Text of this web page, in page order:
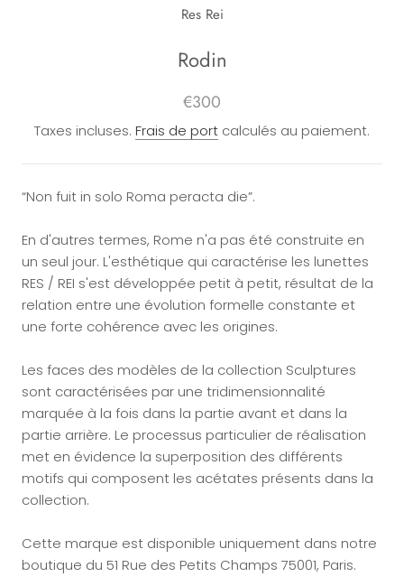
Res Rei
Rodin
€300
Taxes incluses. Frais de port calculés au paiement.
“Non fuit in solo Roma peracta die”.
En d'autres termes, Rome n'a pas été construite en
un seul jour. L'esthétique qui caractérise les lunettes
RES / REI s'est développée petit à petit, résultat de la
relation entre une évolution formelle constante et
une forte cohérence avec les origines.
Les faces des modèles de la collection Sculptures
sont caractérisées par une tridimensionnalité
marquée à la fois dans la partie avant et dans la
partie arrière. Le processus particulier de réalisation
met en évidence la superposition des différents
motifs qui composent les acétates présents dans la
collection.
Cette marque est disponible uniquement dans notre
boutique du 51 Rue des Petits Champs 75001, Paris.